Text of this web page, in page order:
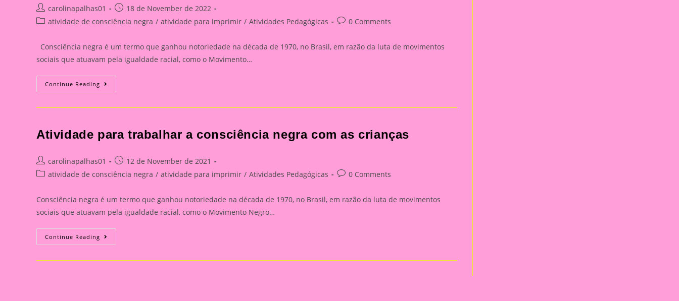
Post
author:
carolinapalhas01
Post
published:
18 de November de 2022
Postatividade de consciência negra / atividade para imprimir / Atividades Pedagógicas
Post0 Comments
Consciência negra é um termo que ganhou notoriedade na década de 1970, no Brasil, em razão da luta de movimentos
sociais que atuavam pela igualdade racial, como o Movimento…
Continue Reading História
Em
Para
Negra
Com
Crianças
Atividade para trabalhar a consciência negra com as crianças
Post
author:
carolinapalhas01
Post
published:
12 de November de 2021
Postatividade de consciência negra / atividade para imprimir / Atividades Pedagógicas
Post0 Comments
Consciência negra é um termo que ganhou notoriedade na década de 1970, no Brasil, em razão da luta de movimentos
sociais que atuavam pela igualdade racial, como o Movimento Negro…
Continue Reading Atividade
Para
A